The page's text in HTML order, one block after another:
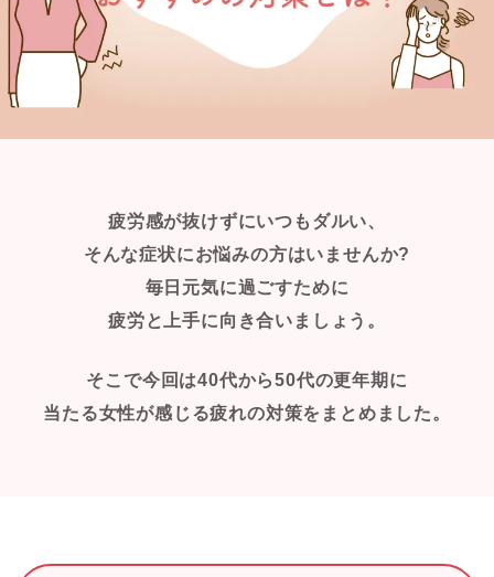
疲労感が抜けずにいつもダルい、
そんな症状にお悩みの方はいませんか?
毎日元気に過ごすために
疲労と上手に向き合いましょう。
そこで今回は40代から50代の更年期に
当たる女性が感じる疲れの対策をまとめました。